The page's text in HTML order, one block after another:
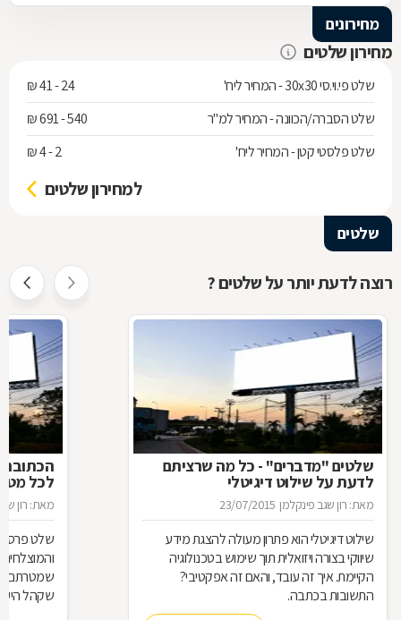
מחירונים
מחירון שלטים
שלט פי.וי.סי 30x30 - המחיר ליח'
24 - 41 ₪
שלט הסברה/הכוונה - המחיר למ"ר
540 - 691 ₪
שלט פלסטי קטן - המחיר ליח'
2 - 4 ₪
למחירון שלטים
שלטים
רוצה לדעת יותר על שלטים ?
שלטים "מדברים" - כל מה שרציתם
לדעת על שילוט דיגיטלי
מאת: רון שגב פינקלמן 23/07/2015
שילוט דיגיטלי הוא פתרון מעולה להצגת מידע
שיווקי בצורה ויזואלית תוך שימוש בטכנולוגיה
הקיימת. איך זה עובד, והאם זה אפקטיבי?
התשובות בכתבה.
הכתובת
לכל
מאת: רון
שלט
שמטרתם
שקהל